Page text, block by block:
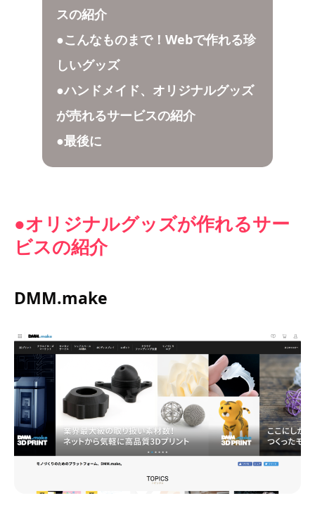
スの紹介
●こんなものまで！Webで作れる珍
しいグッズ
●ハンドメイド、オリジナルグッズ
が売れるサービスの紹介
●最後に
●オリジナルグッズが作れるサー
ビスの紹介
DMM.make